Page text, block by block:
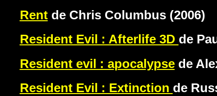
Rentde Chris Columbus (2006)
Resident Evil : Afterlife 3D de
Resident evil : apocalypsede
Resident Evil : Extinction de